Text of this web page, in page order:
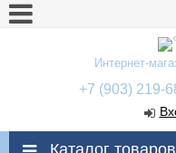
Интернет-
+7 (903) 219-